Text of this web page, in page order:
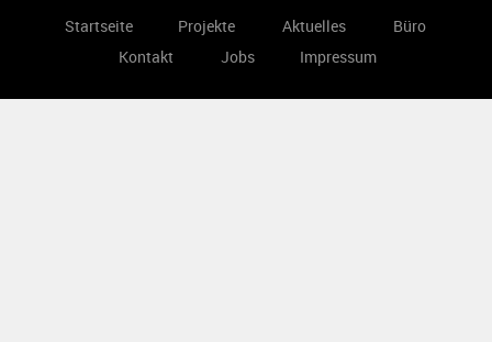
Startseite Projekte Aktuelles
Büro
Kontakt
Jobs Impressum